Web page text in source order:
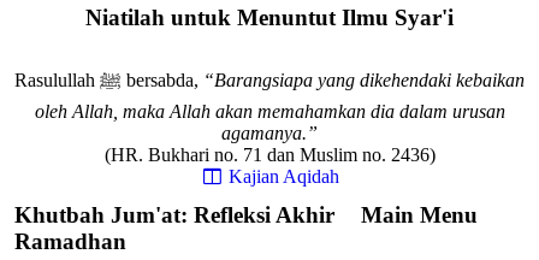
Niatilah untuk Menuntut Ilmu Syar'i
Rasulullah ﷺ bersabda, “Barangsiapa yang dikehendaki kebaikan
oleh Allah, maka Allah akan memahamkan dia dalam urusan
agamanya.”
(HR. Bukhari no. 71 dan Muslim no. 2436)
Kajian Aqidah
Khutbah Jum'at: Refleksi Akhir
Ramadhan
Main Menu